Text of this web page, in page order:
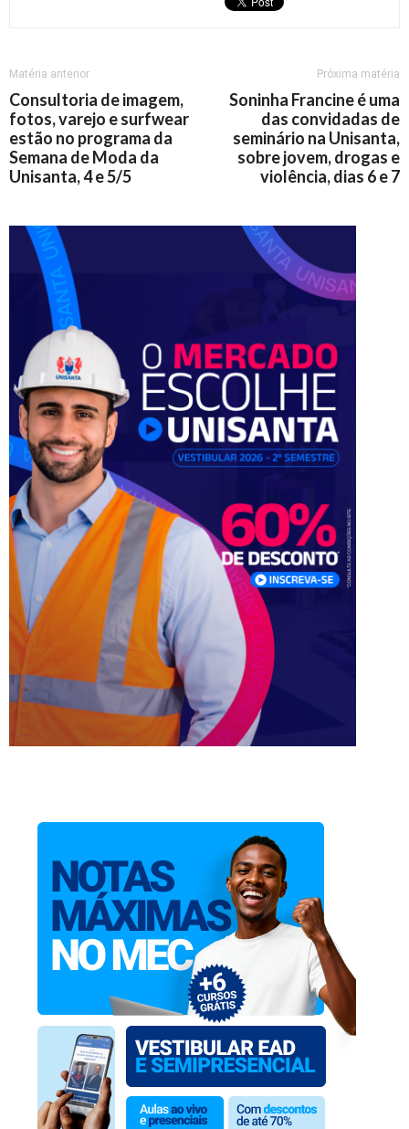
Matéria anterior
Consultoria de imagem,
fotos, varejo e surfwear
estão no programa da
Semana de Moda da
Unisanta, 4 e 5/5
Próxima matéria
Soninha Francine é uma
das convidadas de
seminário na Unisanta,
sobre jovem, drogas e
violência, dias 6 e 7